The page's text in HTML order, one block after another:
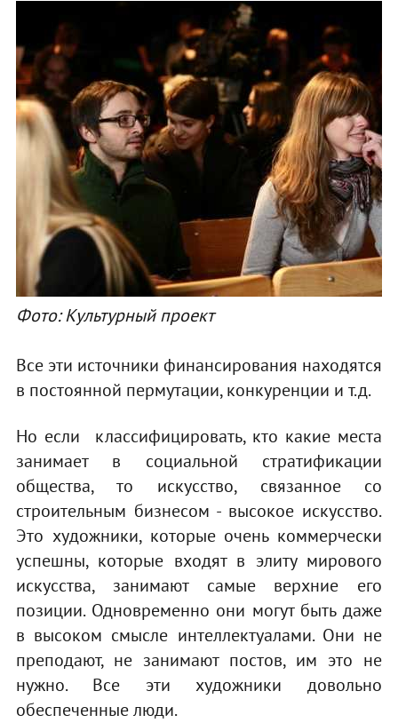
Фото: Культурный проект
Все эти источники финансирования находятся
в постоянной пермутации, конкуренции и т.д.
Но если классифицировать, кто какие места
занимает в социальной стратификации
общества, то искусство, связанное со
строительным бизнесом - высокое искусство.
Это художники, которые очень коммерчески
успешны, которые входят в элиту мирового
искусства, занимают самые верхние его
позиции. Одновременно они могут быть даже
в высоком смысле интеллектуалами. Они не
преподают, не занимают постов, им это не
нужно. Все эти художники довольно
обеспеченные люди.